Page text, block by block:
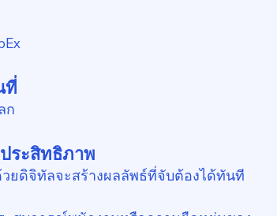
ที่
ก
ระสิทธิภาพ
ยดิจิทัลจะสร้างผลลัพธ์ที่จับต้องได้ทันที